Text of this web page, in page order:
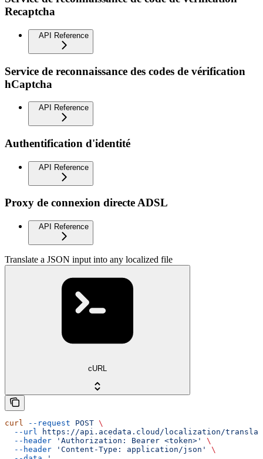
Recaptcha
API Reference
Service de reconnaissance des codes de vérification
hCaptcha
API Reference
Authentification d'identité
API Reference
Proxy de connexion directe ADSL
API Reference
Translate a JSON input into any localized file
cURL
curl --request POST \
  --url
https://api.acedata.cloud/localization/
  --header
'Authorization: Bearer <token>'
\
  --header
'Content-Type: application/json'
\